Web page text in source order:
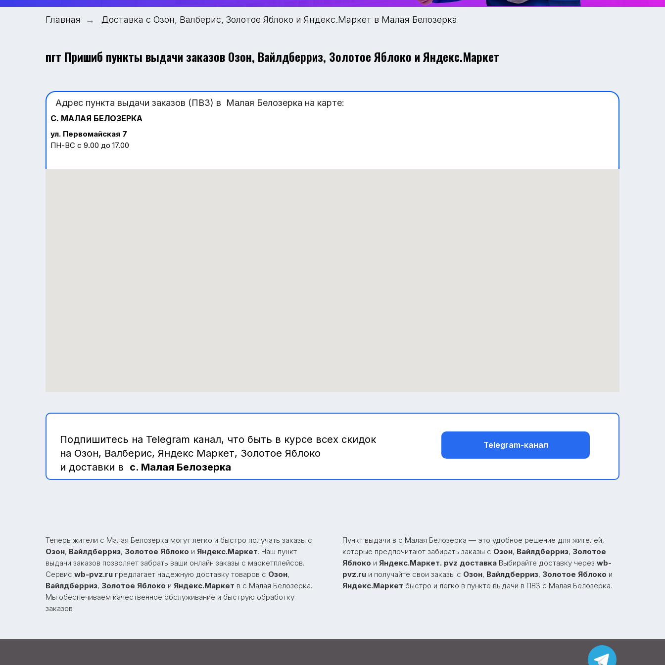
Главная → Доставка с Озон, Валберис, Золотое Яблоко и Яндекс.Маркет в Малая Белозерка
пгт Пришиб пункты выдачи заказов Озон, Вайлдберриз, Золотое Яблоко и Яндекс.Маркет
Адрес пункта выдачи заказов (ПВЗ) в Малая Белозерка на карте:
ул. Первомайская 7
ПН-ВС с 9.00 до 17.00
С. МАЛАЯ БЕЛОЗЕРКА
Подпишитесь на Telegram канал, что быть в курсе всех скидок
на Озон, Валберис, Яндекс Маркет, Золотое Яблоко
и доставки в с. Малая Белозерка
Telegram-канал
Теперь жители с Малая Белозерка могут легко и быстро получать заказы с
Озон, Вайлдберриз, Золотое Яблоко и Яндекс.Маркет. Наш пункт
выдачи заказов позволяет забрать ваши онлайн заказы с маркетплейсов.
Сервис wb-pvz.ru предлагает надежную доставку товаров с Озон,
Вайлдберриз, Золотое Яблоко и Яндекс.Маркет в с Малая Белозерка.
Мы обеспечиваем качественное обслуживание и быструю обработку
заказов
Пункт выдачи в с Малая Белозерка — это удобное решение для жителей,
которые предпочитают забирать заказы с Озон, Вайлдберриз, Золотое
Яблоко и Яндекс.Маркет. pvz доставка Выбирайте доставку через wb-
pvz.ru и получайте свои заказы с Озон, Вайлдберриз, Золотое Яблоко и
Яндекс.Маркет быстро и легко в пункте выдачи в ПВЗ с Малая Белозерка.